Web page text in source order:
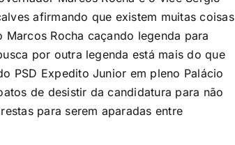
afirmando que existem muitas coisas
Rocha caçando legenda para
por outra legenda está mais do que
PSD Expedito Junior em pleno Palácio
de desistir da candidatura para não
para serem aparadas entre